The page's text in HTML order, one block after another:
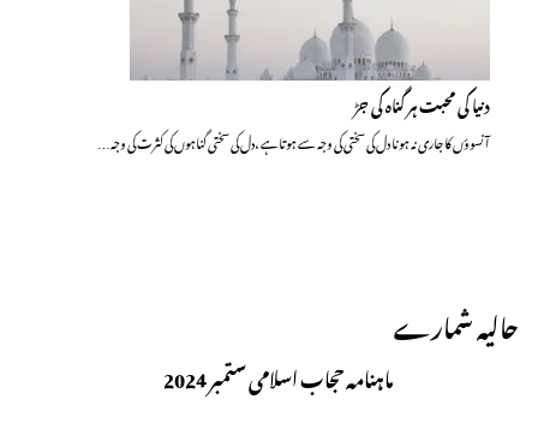
دنیا کی محبت ہر گناہ کی جڑ
آنسوؤں کا جاری نہ ہونا دل کی سختی کی وجہ سے ہوتاہے ،دل کی سختی گناہوں کی کثرت کی وجہ…
حالیہ شمارے
ماہنامہ حجاب اسلامی ستمبر 2024